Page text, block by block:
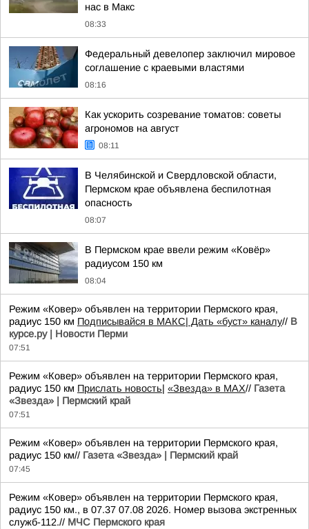
нас в Макс
08:33
Федеральный девелопер заключил мировое
соглашение с краевыми властями
08:16
Как ускорить созревание томатов: советы
агрономов на август
08:11
В Челябинской и Свердловской области,
Пермском крае объявлена беспилотная
опасность
08:07
В Пермском крае ввели режим «Ковёр»
радиусом 150 км
08:04
Режим «Ковер» объявлен на территории Пермского края,
радиус 150 км Подписывайся в МАКС| Дать «буст» каналу// В
курсе.ру | Новости Перми
07:51
Режим «Ковер» объявлен на территории Пермского края,
радиус 150 км Прислать новость| «Звезда» в MAX// Газета
«Звезда» | Пермский край
07:51
Режим «Ковер» объявлен на территории Пермского края,
радиус 150 км// Газета «Звезда» | Пермский край
07:45
Режим «Ковер» объявлен на территории Пермского края,
радиус 150 км., в 07.37 07.08 2026. Номер вызова экстренных
служб-112.// МЧС Пермского края